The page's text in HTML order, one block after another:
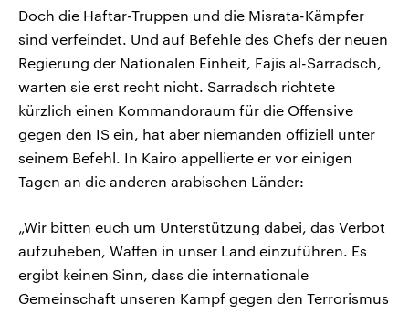
Doch die Haftar-Truppen und die Misrata-Kämpfer
sind verfeindet. Und auf Befehle des Chefs der neuen
Regierung der Nationalen Einheit, Fajis al-Sarradsch,
warten sie erst recht nicht. Sarradsch richtete
kürzlich einen Kommandoraum für die Offensive
gegen den IS ein, hat aber niemanden offiziell unter
seinem Befehl. In Kairo appellierte er vor einigen
Tagen an die anderen arabischen Länder:
„Wir bitten euch um Unterstützung dabei, das Verbot
aufzuheben, Waffen in unser Land einzuführen. Es
ergibt keinen Sinn, dass die internationale
Gemeinschaft unseren Kampf gegen den Terrorismus